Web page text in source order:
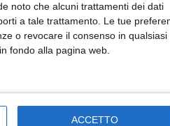
noto che alcuni trattamenti dei dati
a tale trattamento. Le tue
o revocare il consenso in qualsiasi
fondo alla pagina web.
ACCETTO